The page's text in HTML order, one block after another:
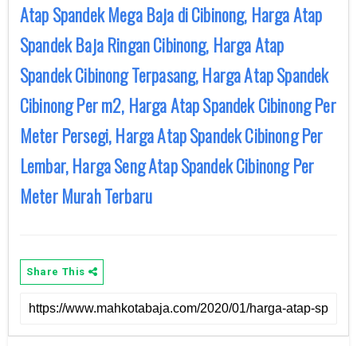
Atap Spandek Mega Baja di Cibinong, Harga Atap
Spandek Baja Ringan Cibinong, Harga Atap
Spandek Cibinong Terpasang, Harga Atap Spandek
Cibinong Per m2, Harga Atap Spandek Cibinong Per
Meter Persegi, Harga Atap Spandek Cibinong Per
Lembar, Harga Seng Atap Spandek Cibinong Per
Meter Murah Terbaru
Share This